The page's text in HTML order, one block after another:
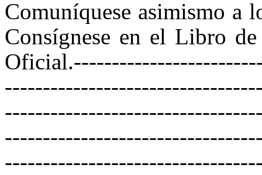
Comuníquese asimismo a
Consígnese en el Libro